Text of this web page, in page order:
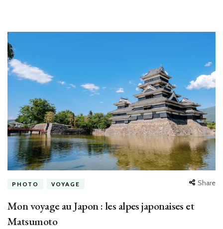
PHOTO VOYAGE Share
Mon voyage au Japon : les alpes japonaises et
Matsumoto